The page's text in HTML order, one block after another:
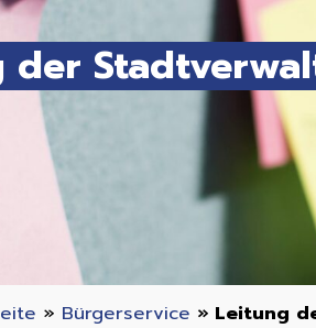
der
» Bürgerservice »»
Leitung